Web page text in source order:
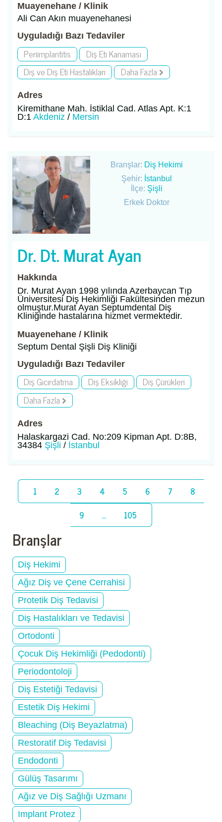
Muayenehane / Klinik
Ali Can Akın muayenehanesi
Uyguladığı Bazı Tedaviler
Periimplantitis
Diş Eti Kanaması
Diş ve Diş Eti Hastalıkları
Daha Fazla
Adres
Kiremithane Mah. İstiklal Cad. Atlas Apt. K:1
D:1 Akdeniz / Mersin
Branşlar: Diş Hekimi
Şehir: İstanbul
İlçe: Şişli
Erkek Doktor
Dr. Dt. Murat Ayan
Hakkında
Dr. Murat Ayan 1998 yılında Azerbaycan Tıp
Üniversitesi Diş Hekimliği Fakültesinden mezun
olmuştur.Murat Ayan Septumdental Diş
Kliniğinde hastalarına hizmet vermektedir.
Muayenehane / Klinik
Septum Dental Şişli Diş Kliniği
Uyguladığı Bazı Tedaviler
Diş Gıcırdatma Diş Eksikliği
Diş Çürükleri
Daha Fazla
Adres
Halaskargazi Cad. No:209 Kipman Apt. D:8B,
34384 Şişli / İstanbul
1 2 3 4 5 6 7
8
9
... 105
Branşlar
Diş Hekimi
Ağız Diş ve Çene Cerrahisi
Protetik Diş Tedavisi
Diş Hastalıkları ve Tedavisi
Ortodonti
Çocuk Diş Hekimliği (Pedodonti)
Periodontoloji
Diş Estetiği Tedavisi
Estetik Diş Hekimi
Bleaching (Diş Beyazlatma)
Restoratif Diş Tedavisi
Endodonti
Gülüş Tasarımı
Ağız ve Diş Sağlığı Uzmanı
Implant Protez